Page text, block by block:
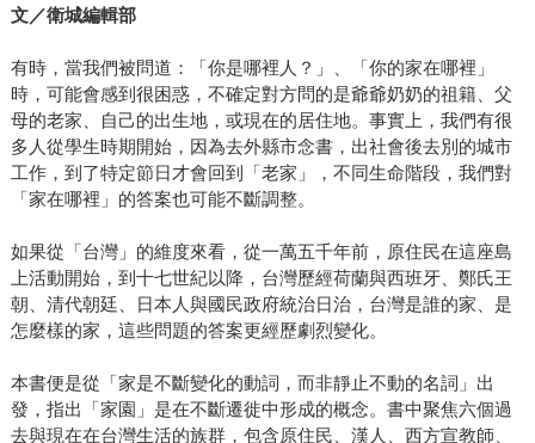
文／衛城編輯部
有時，當我們被問道：「你是哪裡人？」、「你的家在哪裡」
時，可能會感到很困惑，不確定對方問的是爺爺奶奶的祖籍、父
母的老家、自己的出生地，或現在的居住地。事實上，我們有很
多人從學生時期開始，因為去外縣市念書，出社會後去別的城市
工作，到了特定節日才會回到「老家」，不同生命階段，我們對
「家在哪裡」的答案也可能不斷調整。
如果從「台灣」的維度來看，從一萬五千年前，原住民在這座島
上活動開始，到十七世紀以降，台灣歷經荷蘭與西班牙、鄭氏王
朝、清代朝廷、日本人與國民政府統治日治，台灣是誰的家、是
怎麼樣的家，這些問題的答案更經歷劇烈變化。
本書便是從「家是不斷變化的動詞，而非靜止不動的名詞」出
發，指出「家園」是在不斷遷徙中形成的概念。書中聚焦六個過
去與現在在台灣生活的族群，包含原住民、漢人、西方宣教師、